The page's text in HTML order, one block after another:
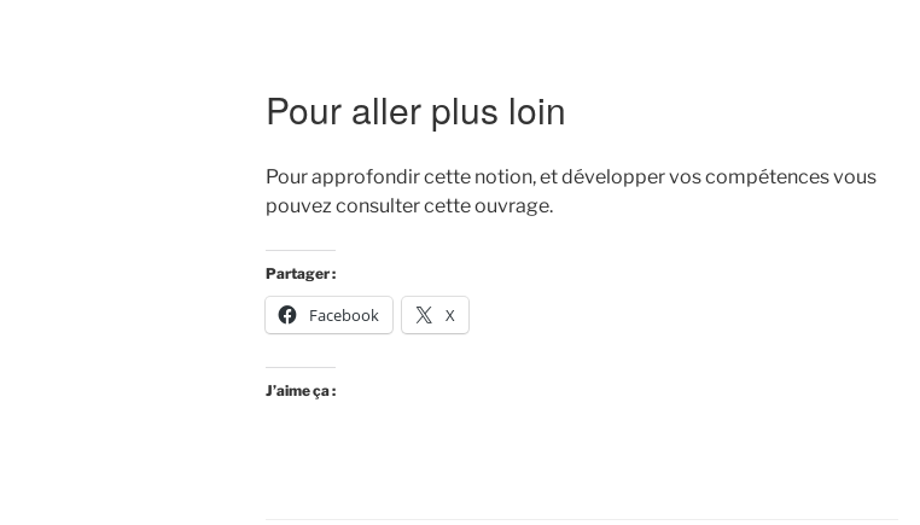
Pour aller plus loin
Pour approfondir cette notion, et développer vos compétences vous
pouvez consulter cette ouvrage.
Partager :
Facebook X
J’aime ça :